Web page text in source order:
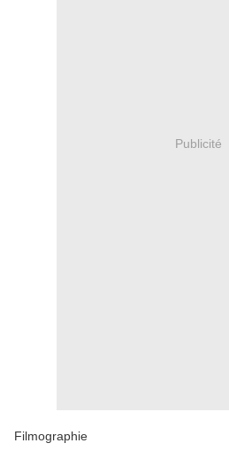
Publicité
Filmographie